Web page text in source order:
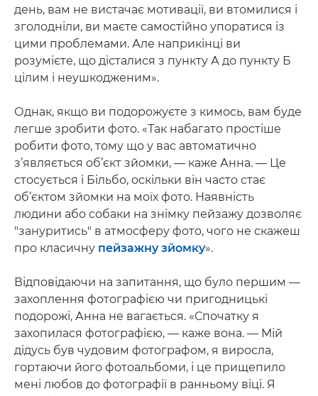
день, вам не вистачає мотивації, ви втомилися і
зголодніли, ви маєте самостійно упоратися із
цими проблемами. Але наприкінці ви
розумієте, що дісталися з пункту А до пункту Б
цілим і неушкодженим».
Однак, якщо ви подорожуєте з кимось, вам буде
легше зробити фото. «Так набагато простіше
робити фото, тому що у вас автоматично
з’являється об’єкт зйомки, — каже Анна. — Це
стосується і Більбо, оскільки він часто стає
об’єктом зйомки на моїх фото. Наявність
людини або собаки на знімку пейзажу дозволяє
"зануритись" в атмосферу фото, чого не скажеш
про класичну пейзажну зйомку».
Відповідаючи на запитання, що було першим —
захоплення фотографією чи пригодницькі
подорожі, Анна не вагається. «Спочатку я
захопилася фотографією, — каже вона. — Мій
дідусь був чудовим фотографом, я виросла,
гортаючи його фотоальбоми, і це прищепило
мені любов до фотографії в ранньому віці. Я